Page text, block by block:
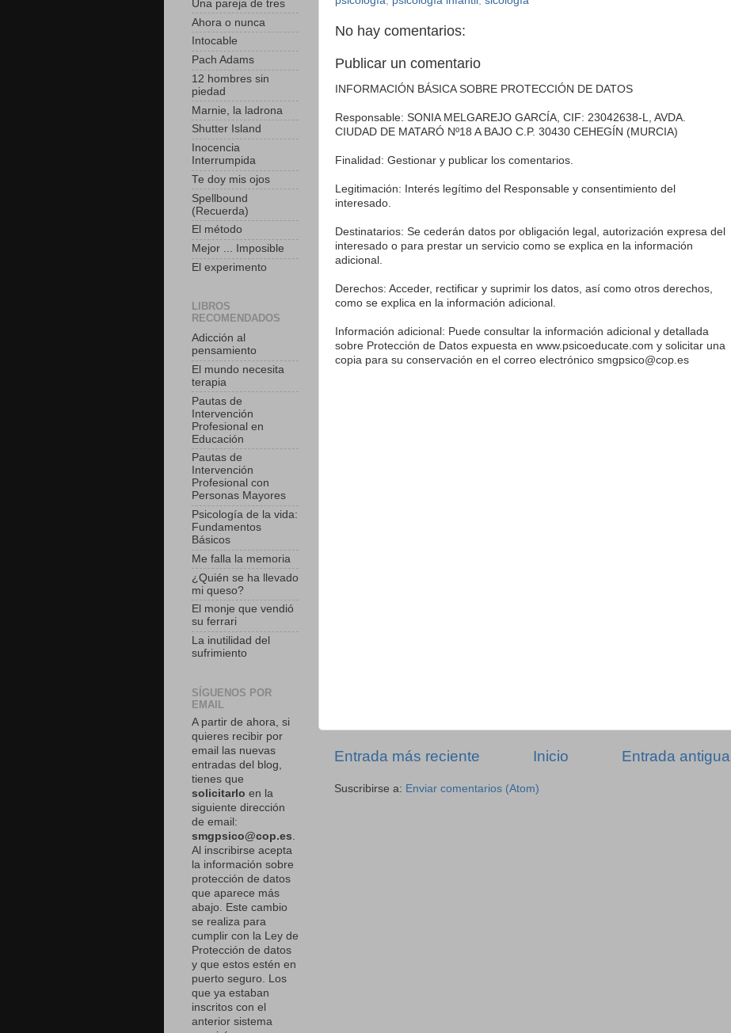
No hay comentarios:
Publicar un comentario
INFORMACIÓN BÁSICA SOBRE PROTECCIÓN DE DATOS
Responsable: SONIA MELGAREJO GARCÍA, CIF: 23042638-L, AVDA.
CIUDAD DE MATARÓ Nº18 A BAJO C.P. 30430 CEHEGÍN (MURCIA)
Finalidad: Gestionar y publicar los comentarios.
Legitimación: Interés legítimo del Responsable y consentimiento del
interesado.
Destinatarios: Se cederán datos por obligación legal, autorización expresa del
interesado o para prestar un servicio como se explica en la información
adicional.
Derechos: Acceder, rectificar y suprimir los datos, así como otros derechos,
como se explica en la información adicional.
Información adicional: Puede consultar la información adicional y detallada
sobre Protección de Datos expuesta en www.psicoeducate.com y solicitar una
copia para su conservación en el correo electrónico smgpsico@cop.es
Entrada más reciente Entrada antigua
Inicio
Suscribirse a: Enviar comentarios (Atom)
Una pareja de tres
Ahora o nunca
Intocable
Pach Adams
12 hombres sin
piedad
Marnie, la ladrona
Shutter Island
Inocencia
Interrumpida
Te doy mis ojos
Spellbound
(Recuerda)
El método
Mejor ... Imposible
El experimento
LIBROS
RECOMENDADOS
Adicción al
pensamiento
El mundo necesita
terapia
Pautas de
Intervención
Profesional en
Educación
Pautas de
Intervención
Profesional con
Personas Mayores
Psicología de la vida:
Fundamentos
Básicos
Me falla la memoria
¿Quién se ha llevado
mi queso?
El monje que vendió
su ferrari
La inutilidad del
sufrimiento
SÍGUENOS POR
EMAIL
A partir de ahora, si
quieres recibir por
email las nuevas
entradas del blog,
tienes que
solicitarlo en la
siguiente dirección
de email:
smgpsico@cop.es.
Al inscribirse acepta
la información sobre
protección de datos
que aparece más
abajo. Este cambio
se realiza para
cumplir con la Ley de
Protección de datos
y que estos estén en
puerto seguro. Los
que ya estaban
inscritos con el
anterior sistema